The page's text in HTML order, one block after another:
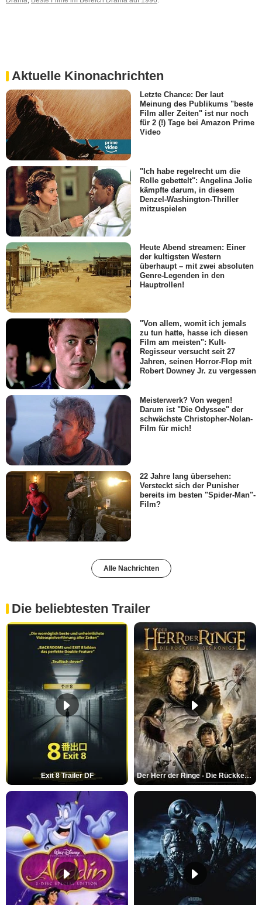
Aktuelle Kinonachrichten
Letzte Chance: Der laut
Meinung des Publikums "beste
Film aller Zeiten" ist nur noch
für 2 (!) Tage bei Amazon Prime
Video
"Ich habe regelrecht um die
Rolle gebettelt": Angelina Jolie
kämpfte darum, in diesem
Denzel-Washington-Thriller
mitzuspielen
Heute Abend streamen: Einer
der kultigsten Western
überhaupt – mit zwei absoluten
Genre-Legenden in den
Hauptrollen!
"Von allem, womit ich jemals
zu tun hatte, hasse ich diesen
Film am meisten": Kult-
Regisseur versucht seit 27
Jahren, seinen Horror-Flop mit
Robert Downey Jr. zu vergessen
Meisterwerk? Von wegen!
Darum ist "Die Odyssee" der
schwächste Christopher-Nolan-
Film für mich!
22 Jahre lang übersehen:
Versteckt sich der Punisher
bereits im besten "Spider-Man"-
Film?
Alle Nachrichten
Die beliebtesten Trailer
Exit 8 Trailer DF Der Herr der Ringe - Die Rückkehr des Königs Trailer OV